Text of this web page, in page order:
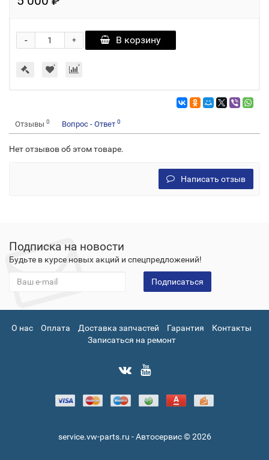
+
- В корзину
Отзывы 0 Вопрос - Ответ 0
Нет отзывов об этом товаре.
Написать отзыв
Подписка на новости
Будьте в курсе новых акций и спецпредложений!
Подписаться
О нас Оплата Доставка запчастей Гарантия
Контакты
Записаться на ремонт
service.vw-parts.ru - Автосервис © 2026